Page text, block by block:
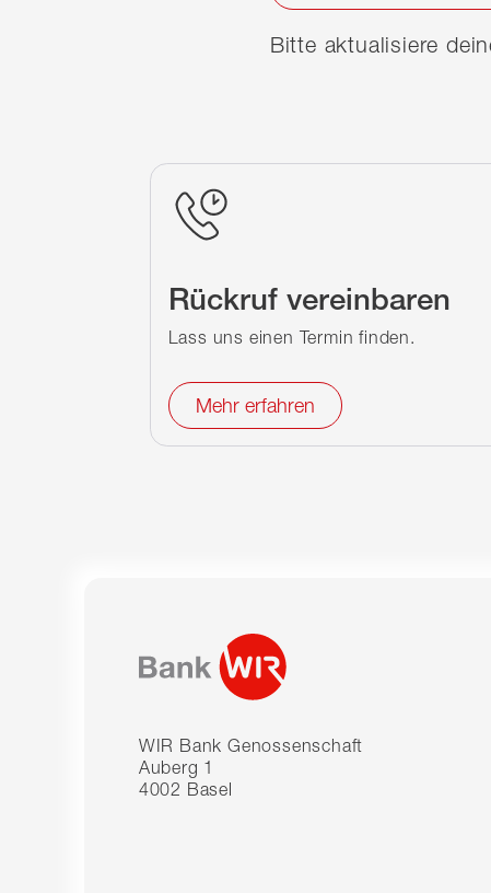
Bitte aktualisiere
Rückruf vereinbaren
Lass uns einen Termin finden.
Mehr erfahren
WIR Bank Genossenschaft
Auberg 1
4002 Basel